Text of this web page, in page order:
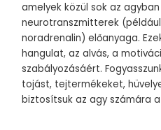
amelyek közül sok az
neurotranszmitterek
noradrenalin) előanyaga.
hangulat, az alvás, a
szabályozásáért.
tojást, tejtermékeket,
biztosítsuk az agy számára